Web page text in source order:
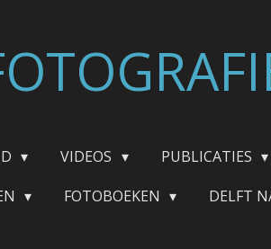
VIDEOS PUBLICATIES
FOTOBOEKEN DELFT